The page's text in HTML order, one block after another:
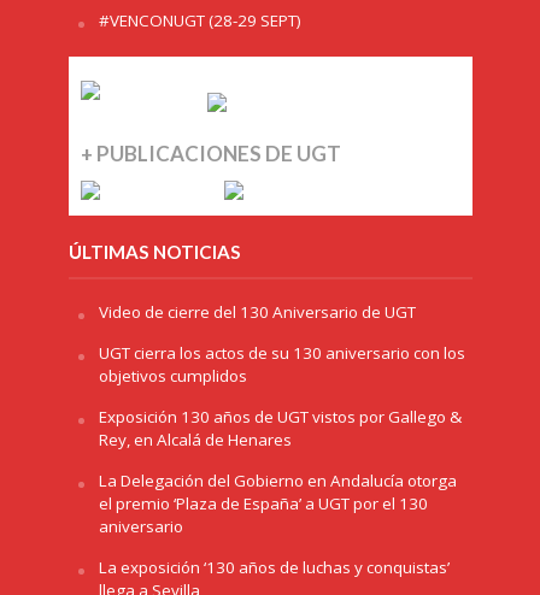
#VENCONUGT (28-29 SEPT)
+ PUBLICACIONES DE UGT
ÚLTIMAS NOTICIAS
Video de cierre del 130 Aniversario de UGT
UGT cierra los actos de su 130 aniversario con los
objetivos cumplidos
Exposición 130 años de UGT vistos por Gallego &
Rey, en Alcalá de Henares
La Delegación del Gobierno en Andalucía otorga
el premio ‘Plaza de España’ a UGT por el 130
aniversario
La exposición ‘130 años de luchas y conquistas’
llega a Sevilla